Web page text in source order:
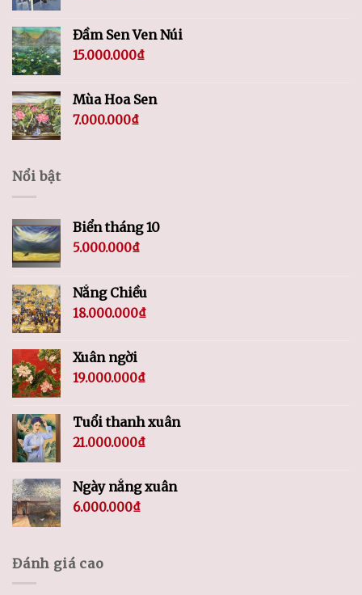
Đầm Sen Ven Núi
15.000.000₫
Mùa Hoa Sen
7.000.000₫
Nổi bật
Biển tháng 10
5.000.000₫
Nắng Chiều
18.000.000₫
Xuân ngời
19.000.000₫
Tuổi thanh xuân
21.000.000₫
Ngày nắng xuân
6.000.000₫
Đánh giá cao